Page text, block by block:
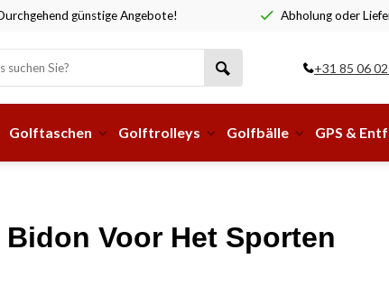
günstige Angebote! Abholung oder
+31 85 06
Golftaschen Golftrolleys Golfbälle GPS &
Voor Het Sporten